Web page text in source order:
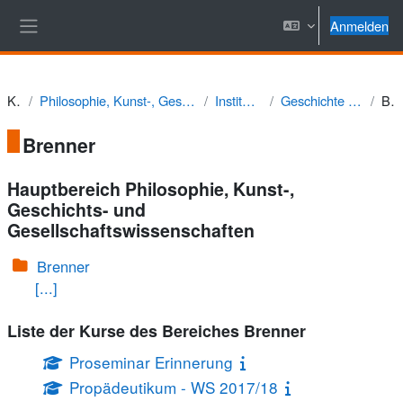
Anmelden
Kurse Philosophie, Kunst-, Geschichts- und Gesellschaftswissenschaften Institut für Geschichte Geschichte Südost- und Osteuropas
Brenner
Hauptbereich Philosophie, Kunst-,
Geschichts- und
Gesellschaftswissenschaften
Brenner
[...]
Liste der Kurse des Bereiches Brenner
Proseminar Erinnerung
Propädeutikum - WS 2017/18